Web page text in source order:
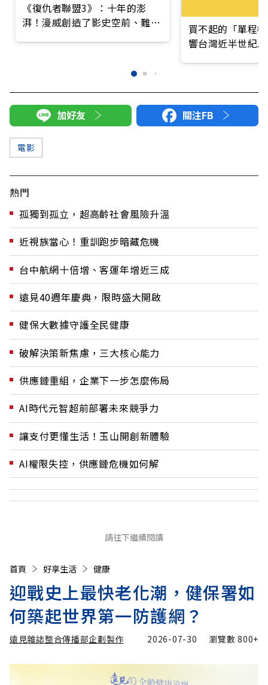
《復仇者聯盟3》：十年的澎
湃！漫威創造了影史空前、難以
買不起的「單程
響台灣近半世紀
加好友 關注FB
電影
熱門
孤獨到孤立，超高齡社會風險升溫
近視族當心！重訓跑步暗藏危機
台中航網十倍增、客運年增近三成
遠見40週年慶典，限時盛大開啟
健保大數據守護全民健康
破解決策新焦慮，三大核心能力
供應鏈重組，企業下一步怎麼佈局
AI時代元智超前部署未來競爭力
讓支付更懂生活！玉山開創新體驗
AI權限失控，供應鏈危機如何解
請往下繼續閱讀
首頁 好享生活 健康
迎戰史上最快老化潮，健保署如
何築起世界第一防護網？
遠見雜誌整合傳播部企劃製作 2026-07-30 瀏覽數800+